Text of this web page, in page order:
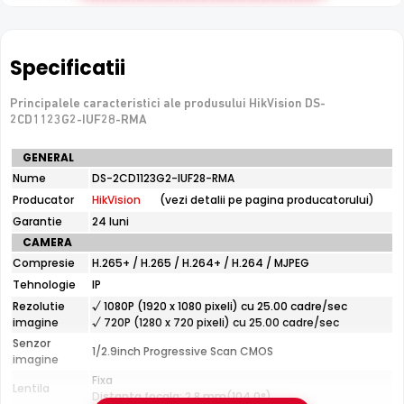
Infrarosu 30m
HikVision DS-2CD1123G2-IUF28-RMA dispune de iluminare
infrarosu cu raza de actiune de pana la
vizibilitate clara pe intuneric total. LED-urile IR sunt
invizibile ochiului uman si nu deranjeaza.
Specificatii
Principalele caracteristici ale produsului HikVision DS-
2CD1123G2-IUF28-RMA
Specificatii
tehnice
HikVision
DS-
2CD1123G2-
IUF28-
RMA
GENERAL
Nume
DS-2CD1123G2-IUF28-RMA
Producator
HikVision
(vezi detalii pe pagina producatorului)
Garantie
24 luni
CAMERA
Compresie
H.265+ / H.265 / H.264+ / H.264 / MJPEG
Tehnologie
IP
Rezolutie
imagine
√ 1080P (1920 x 1080 pixeli) cu 25.00 cadre/sec
√ 720P (1280 x 720 pixeli) cu 25.00 cadre/sec
Senzor
imagine
1/2.9inch Progressive Scan CMOS
Lentila
Fixa
Distanta focala: 2.8 mm(104.0°)